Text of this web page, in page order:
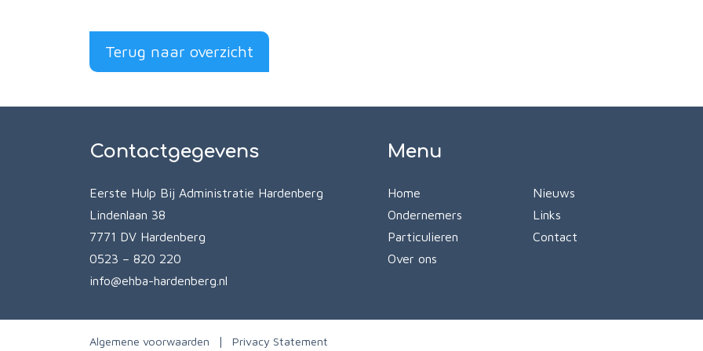
Terug naar overzicht
Contactgegevens
Eerste Hulp Bij Administratie Hardenberg
Lindenlaan 38
7771 DV Hardenberg
0523 – 820 220
info@ehba-hardenberg.nl
Menu
Home
Ondernemers
Particulieren
Over ons
Nieuws
Links
Contact
Algemene voorwaarden Privacy Statement